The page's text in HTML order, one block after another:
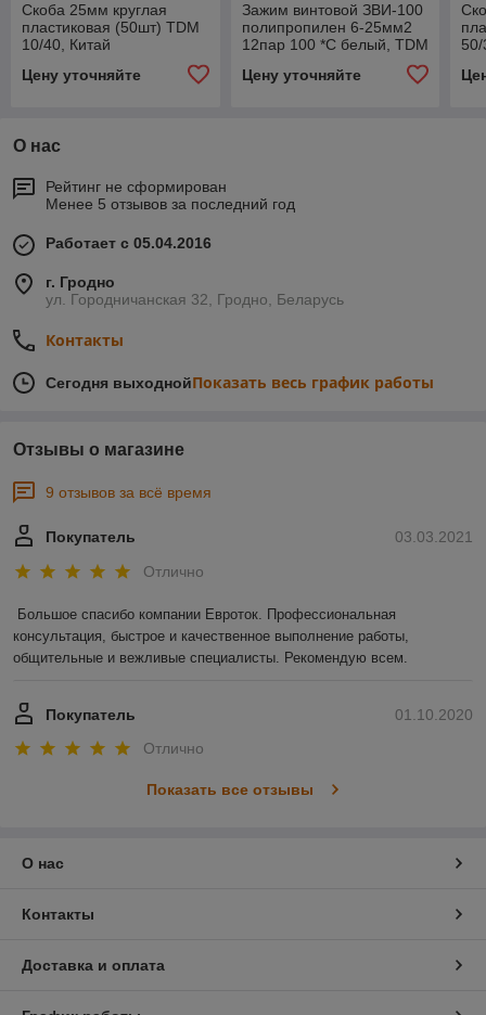
Скоба 25мм круглая
пластиковая (50шт) TDM
10/40, Китай
Цену уточняйте
Зажим винтовой ЗВИ-100
полипропилен 6-25мм2
12пар 100 *С белый, TDM
Цену уточняйте
О нас
Рейтинг не сформирован
Менее 5 отзывов за последний год
Работает с 05.04.2016
г. Гродно
ул. Городничанская 32, Гродно, Беларусь
Контакты
Сегодня выходнойПоказать весь график работы
Отзывы о магазине
9 отзывов за всё время
03.03.2021
Покупатель
Отлично
Большое спасибо компании Евроток. Профессиональная
консультация, быстрое и качественное выполнение работы,
общительные и вежливые специалисты. Рекомендую всем.
01.10.2020
Покупатель
Отлично
Показать все отзывы
О нас
Контакты
Доставка и оплата